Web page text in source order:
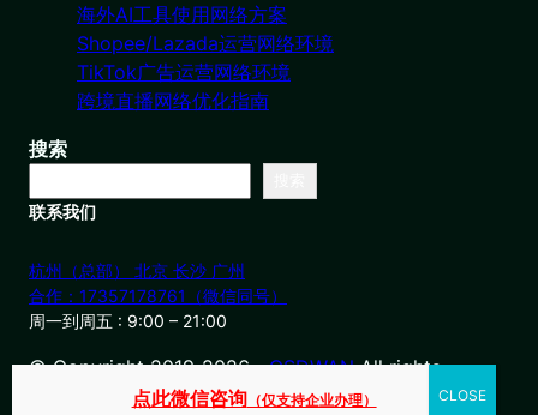
海外AI工具使用网络方案
Shopee/Lazada运营网络环境
TikTok广告运营网络环境
跨境直播网络优化指南
搜索
联系我们
杭州（总部） 北京 长沙 广州
合作：17357178761（微信同号）
周一到周五 : 9:00 – 21:00
© Copyright 2019-2026・OSDWANAll rights
点此微信咨询 （仅支持企业办理）